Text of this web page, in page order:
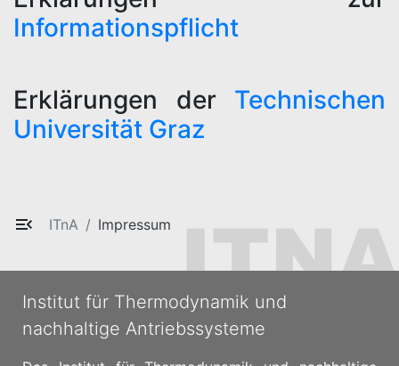
Informationspflicht
Erklärungen der Technischen
Universität Graz
ITnA Impressum
Institut für Thermodynamik und
nachhaltige Antriebssysteme